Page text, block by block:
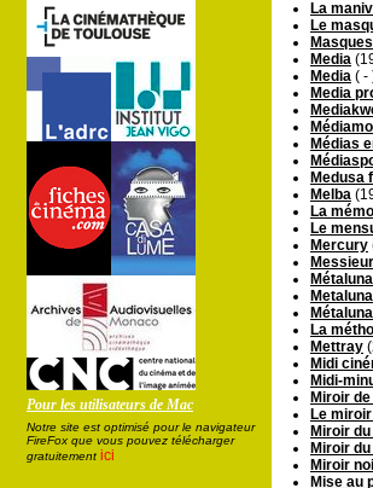
Pour les utilisateurs de Mac
Notre site est optimisé pour le navigateur
FireFox que vous pouvez télécharger
gratuitement ici
La
Le
Masques
Media
Media ( -
Media
Médias
Medusa
Melba
La
Le
Mercury
Métaluna
Metaluna
La
Mettray
Midi
Midi-
Miroir
Le
Miroir
Miroir
Miroir
Mise au